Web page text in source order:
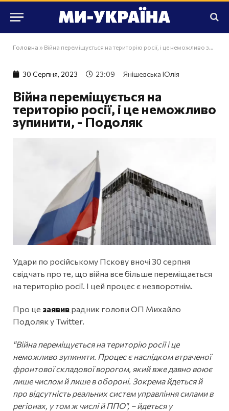
Головна » Війна переміщується на територію росії, і це неможливо зупинити, - Подоляк
30 Серпня, 2023 23:09 Янішевська Юлія
Війна переміщується на
територію росії, і це неможливо
зупинити, - Подоляк
Удари по російському Пскову вночі 30 серпня
свідчать про те, що війна все більше переміщається
на територію росії. І цей процес є незворотнім.
Про це заявив радник голови ОП Михайло
Подоляк у Twitter.
"Війна переміщується на територію росії і це
неможливо зупинити. Процес є наслідком втраченої
фронтової складової ворогом, який вже давно воює
лише числом й лише в обороні. Зокрема йдеться й
про відсутність реальних систем управління силами в
регіонах, у том ж числі й ППО", – йдеться у